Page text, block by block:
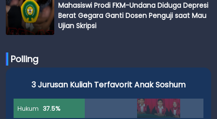
Mahasiswi Prodi FKM-Undana Diduga Depresi
Berat Gegara Ganti Dosen Penguji saat Mau
Ujian Skripsi
Polling
3 Jurusan Kuliah Terfavorit Anak Soshum
Hukum 37.5%